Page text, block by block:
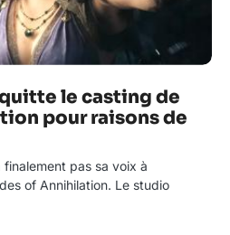
le casting de
pour raisons de
pas sa voix à
of Annihilation. Le studio